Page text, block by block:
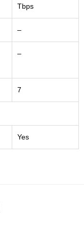
Tbps
–
–
7
Yes